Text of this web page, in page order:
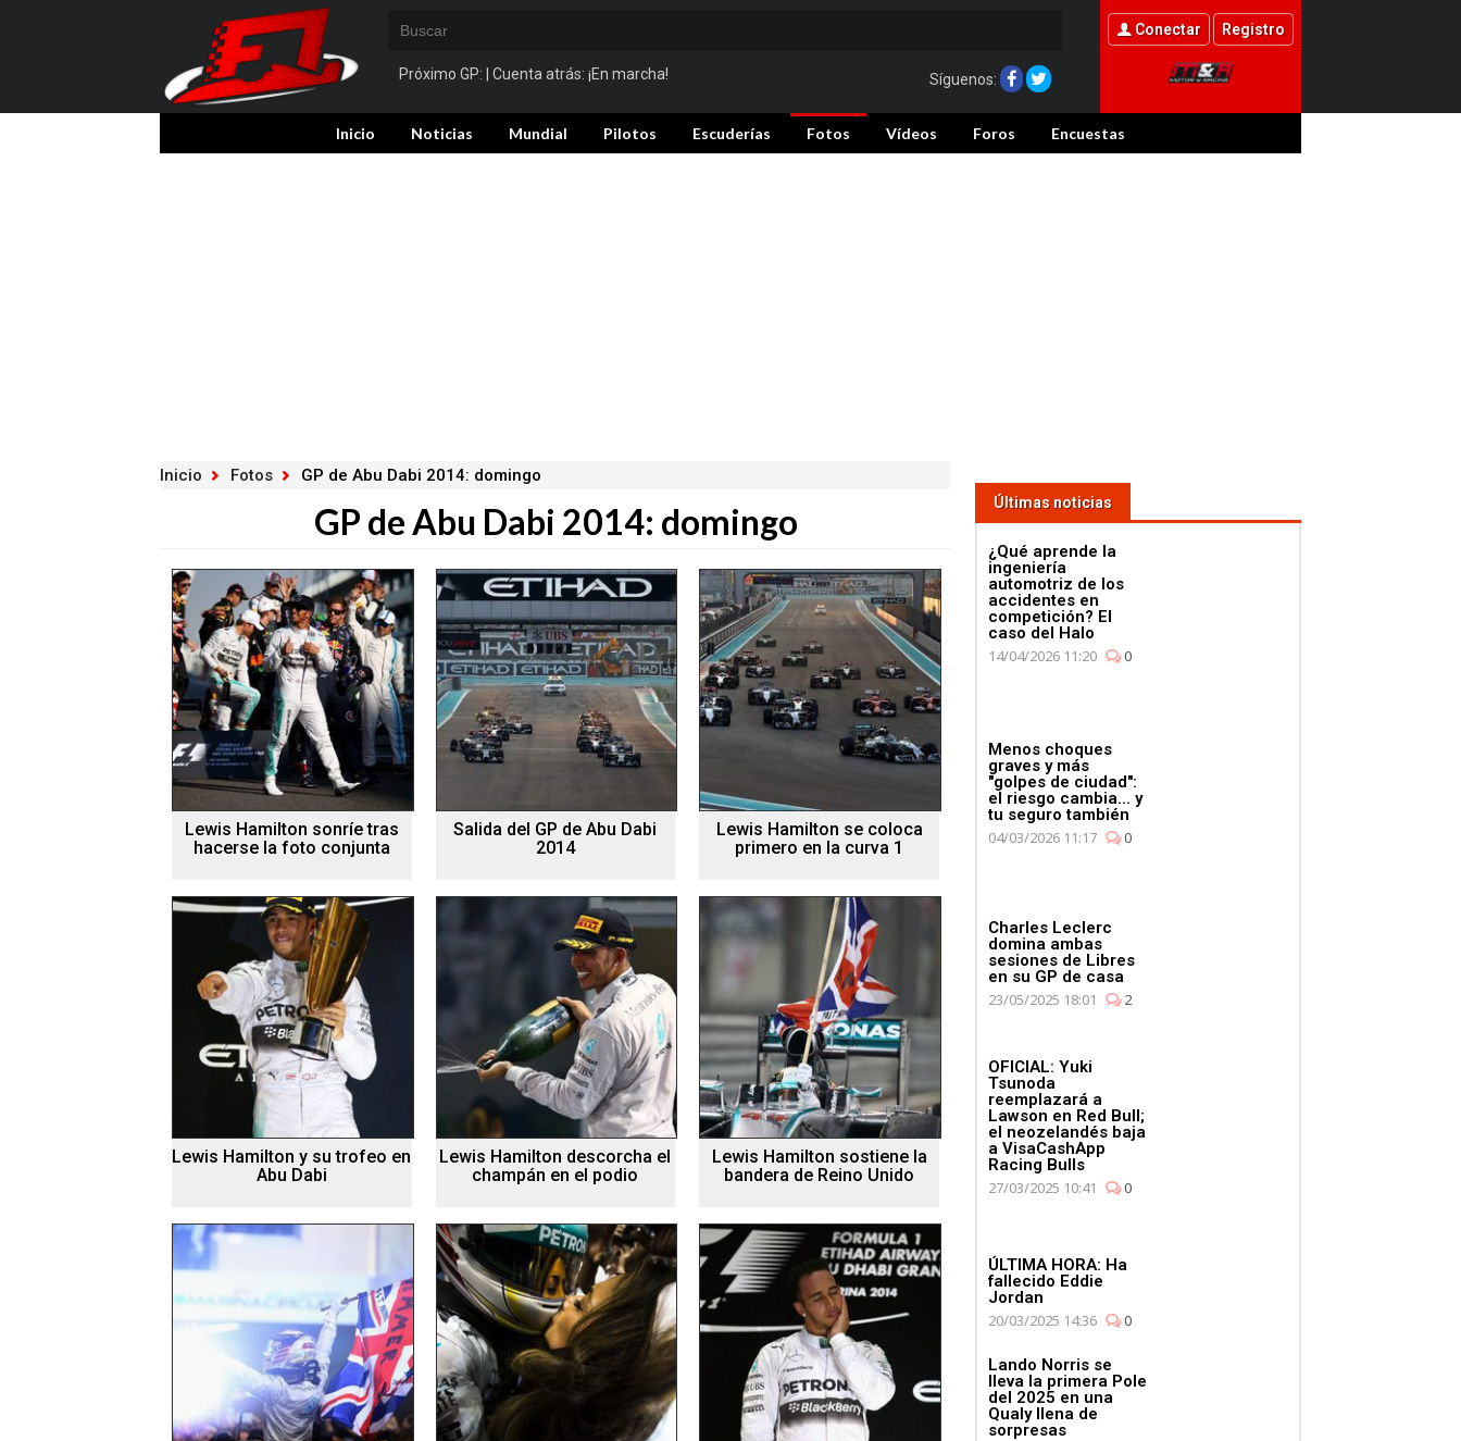
Próximo GP: | Cuenta atrás: ¡En marcha! Síguenos:
Conectar Registro
Inicio Noticias Mundial Pilotos Escuderías Fotos Vídeos Foros Encuestas
Inicio Fotos GP de Abu Dabi 2014: domingo
GP de Abu Dabi 2014: domingo
Lewis Hamilton sonríe tras
hacerse la foto conjunta
Salida del GP de Abu Dabi
2014
Lewis Hamilton se coloca
primero en la curva 1
Lewis Hamilton y su trofeo en
Abu Dabi
Lewis Hamilton descorcha el
champán en el podio
Lewis Hamilton sostiene la
bandera de Reino Unido
Últimas noticias
¿Qué aprende la
ingeniería
automotriz de los
accidentes en
competición? El
caso del Halo
14/04/2026 11:20
0
Menos choques
graves y más
"golpes de ciudad":
el riesgo cambia... y
tu seguro también
04/03/2026 11:17
0
Charles Leclerc
domina ambas
sesiones de Libres
en su GP de casa
23/05/2025 18:01
2
OFICIAL: Yuki
Tsunoda
reemplazará a
Lawson en Red Bull;
el neozelandés baja
a VisaCashApp
Racing Bulls
27/03/2025 10:41
0
ÚLTIMA HORA: Ha
fallecido Eddie
Jordan
20/03/2025 14:36
0
Lando Norris se
lleva la primera Pole
del 2025 en una
Qualy llena de
sorpresas